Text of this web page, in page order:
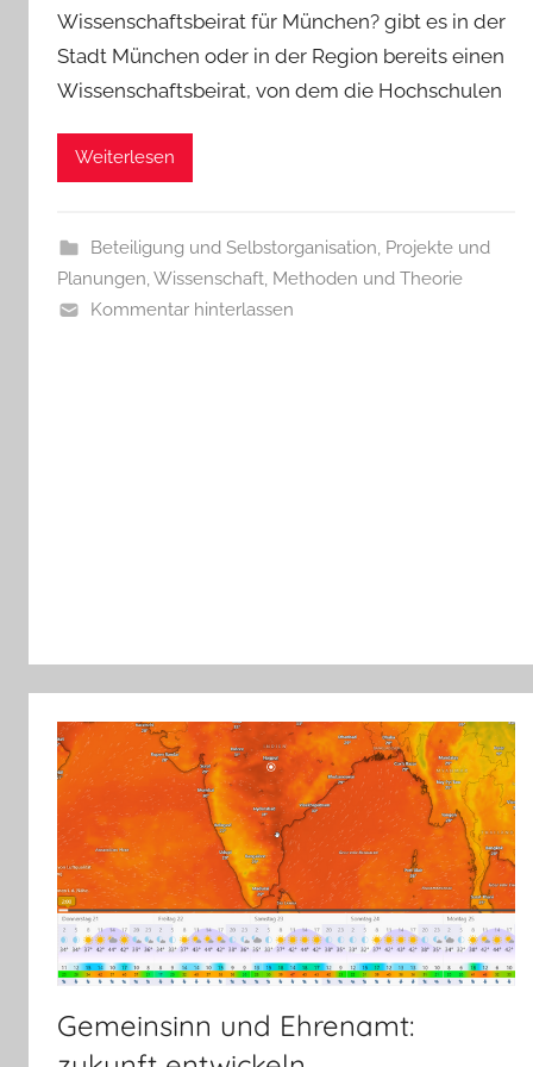
Wissenschaftsbeirat für München? gibt es in der
Stadt München oder in der Region bereits einen
Wissenschaftsbeirat, von dem die Hochschulen
Weiterlesen
Beteiligung und Selbstorganisation, Projekte und
Planungen,Wissenschaft, Methoden und Theorie
Kommentar hinterlassen
Gemeinsinn und Ehrenamt: